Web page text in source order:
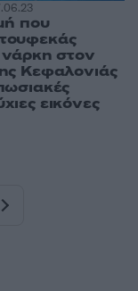
που
νάρκη στον
Κεφαλονιάς
εικόνες